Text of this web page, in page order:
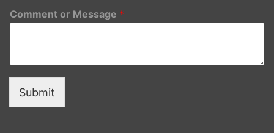
Comment or Message *
Submit